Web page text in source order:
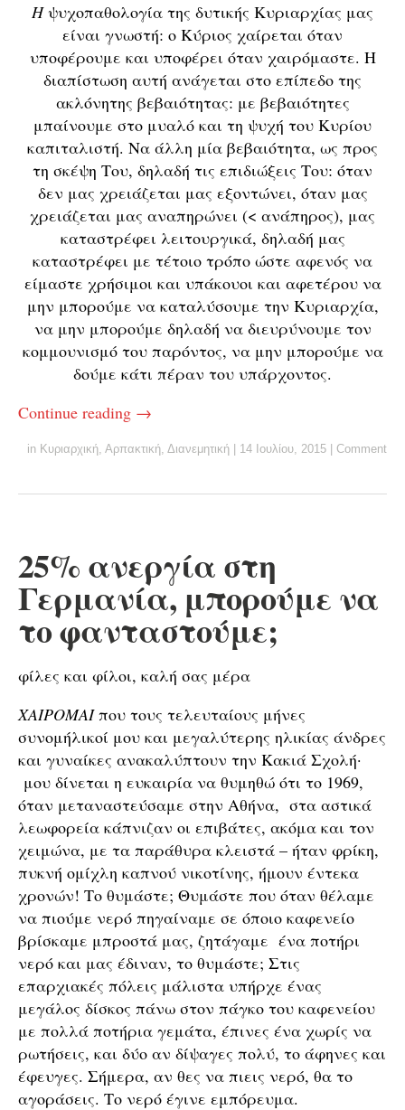
Ηψυχοπαθολογία της δυτικής Κυριαρχίας μας
είναι γνωστή: ο Κύριος χαίρεται όταν
υποφέρουμε και υποφέρει όταν χαιρόμαστε. Η
διαπίστωση αυτή ανάγεται στο επίπεδο της
ακλόνητης βεβαιότητας: με βεβαιότητες
μπαίνουμε στο μυαλό και τη ψυχή του Κυρίου
καπιταλιστή. Να άλλη μία βεβαιότητα, ως προς
τη σκέψη Του, δηλαδή τις επιδιώξεις Του: όταν
δεν μας χρειάζεται μας εξοντώνει, όταν μας
χρειάζεται μας αναπηρώνει (< ανάπηρος), μας
καταστρέφει λειτουργικά, δηλαδή μας
καταστρέφει με τέτοιο τρόπο ώστε αφενός να
είμαστε χρήσιμοι και υπάκουοι και αφετέρου να
μην μπορούμε να καταλύσουμε την Κυριαρχία,
να μην μπορούμε δηλαδή να διευρύνουμε τον
κομμουνισμό του παρόντος, να μην μπορούμε να
δούμε κάτι πέραν του υπάρχοντος.
Continue reading →
in Κυριαρχική, Αρπακτική, Διανεμητική 14 Ιουλίου, 2015 Comment
25% ανεργία στη
Γερμανία, μπορούμε να
το φανταστούμε;
φίλες και φίλοι, καλή σας μέρα
ΧΑΙΡΟΜΑΙπου τους τελευταίους μήνες
συνομήλικοί μου και μεγαλύτερης ηλικίας άνδρες
και γυναίκες ανακαλύπτουν την Κακιά Σχολή·
μου δίνεται η ευκαιρία να θυμηθώ ότι το 1969,
όταν μεταναστεύσαμε στην Αθήνα, στα αστικά
λεωφορεία κάπνιζαν οι επιβάτες, ακόμα και τον
χειμώνα, με τα παράθυρα κλειστά – ήταν φρίκη,
πυκνή ομίχλη καπνού νικοτίνης, ήμουν έντεκα
χρονών! Το θυμάστε; Θυμάστε που όταν θέλαμε
να πιούμε νερό πηγαίναμε σε όποιο καφενείο
βρίσκαμε μπροστά μας, ζητάγαμε ένα ποτήρι
νερό και μας έδιναν, το θυμάστε; Στις
επαρχιακές πόλεις μάλιστα υπήρχε ένας
μεγάλος δίσκος πάνω στον πάγκο του καφενείου
με πολλά ποτήρια γεμάτα, έπινες ένα χωρίς να
ρωτήσεις, και δύο αν δίψαγες πολύ, το άφηνες και
έφευγες. Σήμερα, αν θες να πιεις νερό, θα το
αγοράσεις. Το νερό έγινε εμπόρευμα.